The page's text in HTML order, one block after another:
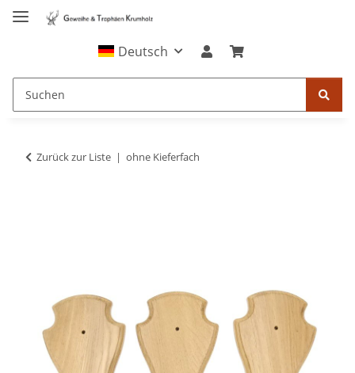
Deutsch
Zurück zur Liste ohne Kieferfach